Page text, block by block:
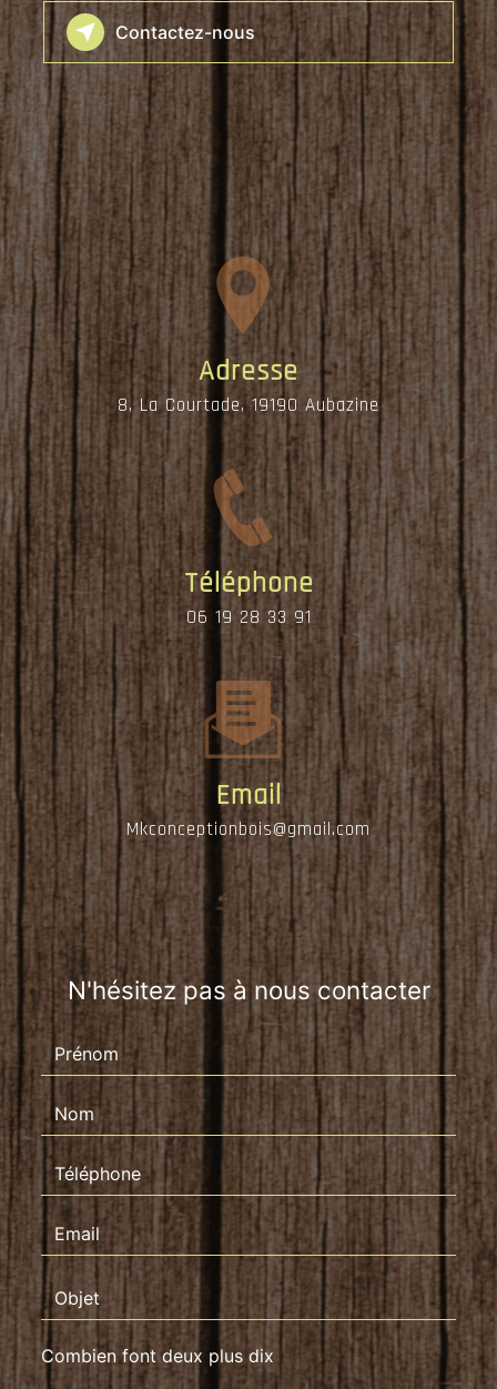
Contactez-nous
Adresse
8, La Courtade, 19190 Aubazine
Téléphone
06 19 28 33 91
Email
mkconceptionbois@gmail.com
N'hésitez pas à nous contacter
Combien font deux plus dix